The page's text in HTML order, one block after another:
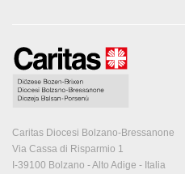
Caritas Diocesi Bolzano-Bressanone
Via Cassa di Risparmio 1
I-39100 Bolzano - Alto Adige - Italia